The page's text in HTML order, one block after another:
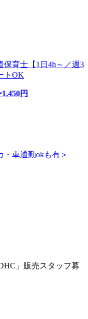
育士【1日4h～／週3
トOK
1,450円
車通勤okも有＞
」販売スタッフ募